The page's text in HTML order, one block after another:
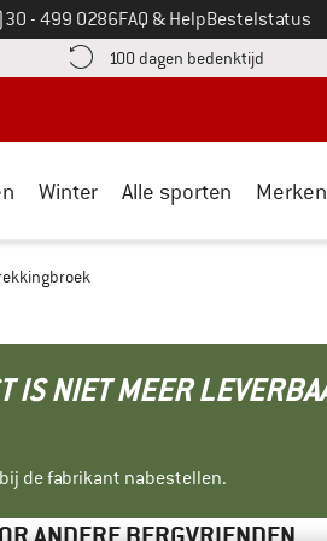
op- 499 0286FAQ & HelpBestelstatus
hier! Opent in een infovak
100 dagen bedenktijd Vind
Winter Alle sporten Merken
IS NIET MEER
de fabrikant nabestellen.